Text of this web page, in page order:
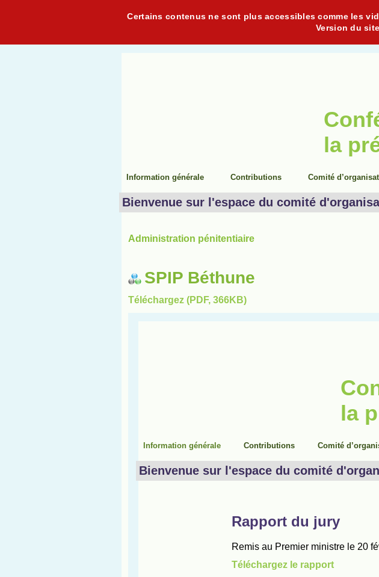
Certains contenus ne sont plus accessibles comme les
Version du
la
Information générale Contributions Comité
Bienvenue sur l'espace du comité
Administration pénitentiaire
SPIP Béthune
Téléchargez (PDF, 366KB)